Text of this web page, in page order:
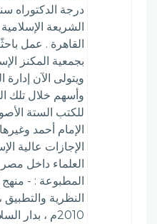
الشريعة
القاهرة . عمل
ويتولى الآن
وأسهم خلال تلك
للكتب الستة
الإمام أحمد
الإجازات عالية
العلماء داخل
المطبوعة : - منهج
2010م ، بدار